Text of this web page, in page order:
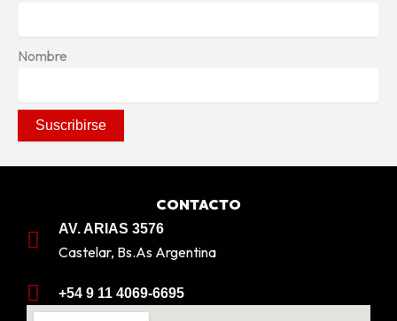
Nombre
CONTACTO
AV. ARIAS 3576
Castelar, Bs.As Argentina
+54 9 11 4069-6695